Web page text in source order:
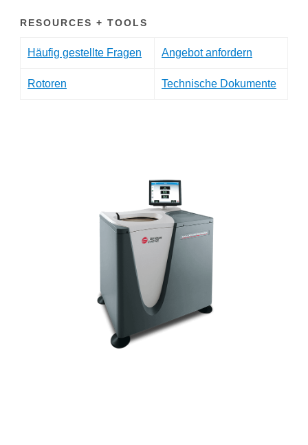
RESOURCES + TOOLS
Häufig gestellte Fragen Angebot anfordern
Rotoren Technische Dokumente